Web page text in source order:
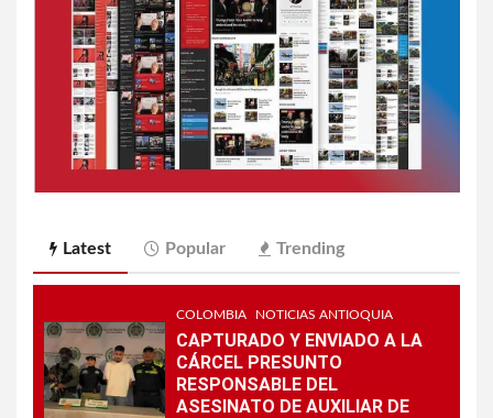
Latest Popular Trending
COLOMBIA NOTICIAS ANTIOQUIA
CAPTURADO Y ENVIADO A LA
CÁRCEL PRESUNTO
RESPONSABLE DEL
ASESINATO DE AUXILIAR DE